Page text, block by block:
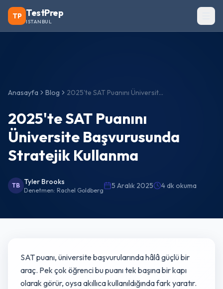
TP TestPrep
ISTANBUL
Anasayfa Blog 2025'te SAT Puanını Üniversite Başvurusunda Stratejik Kullanma
2025'te SAT Puanını
Üniversite Başvurusunda
Stratejik Kullanma
TB Tyler Brooks
Denetmen: Rachel Goldberg
5 Aralık 2025 4 dk okuma
SAT puanı, üniversite başvurularında hâlâ güçlü bir
araç. Pek çok öğrenci bu puanı tek başına bir kapı
olarak görür, oysa akıllıca kullanıldığında fark yaratır.